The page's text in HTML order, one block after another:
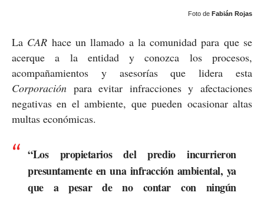
Foto de Fabián Rojas
La CAR hace un llamado a la comunidad para que se
acerque a la entidad y conozca los procesos,
acompañamientos y asesorías que lidera esta
Corporación para evitar infracciones y afectaciones
negativas en el ambiente, que pueden ocasionar altas
multas económicas.
“Los propietarios del predio incurrieron
presuntamente en una infracción ambiental, ya
que a pesar de no contar con ningún